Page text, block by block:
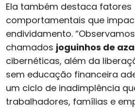
Ela também destaca fatores
comportamentais que
endividamento.
chamados joguinhos de
cibernéticas, além da
sem educação financeira
um ciclo de inadimplência
trabalhadores, famílias e